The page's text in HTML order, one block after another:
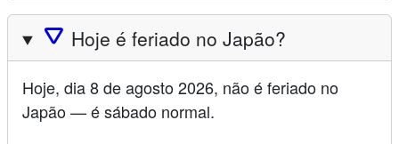
🛆 Hoje é feriado no Japão?
Hoje, dia 8 de agosto 2026, não é feriado no
Japão — é sábado normal.